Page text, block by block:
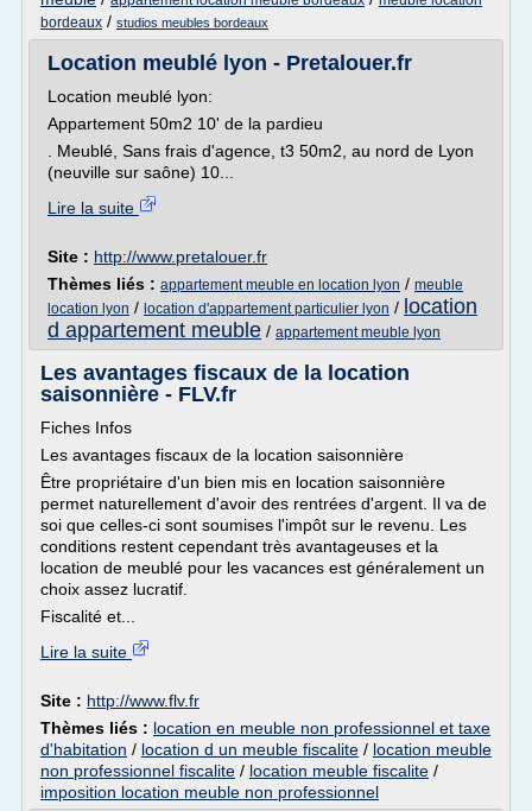
bordeaux / studios meubles bordeaux
Location meublé lyon - Pretalouer.fr
Location meublé lyon:
Appartement 50m2 10' de la pardieu
. Meublé, Sans frais d'agence, t3 50m2, au nord de Lyon
(neuville sur saône) 10...
Lire la suite
Site : http://www.pretalouer.fr
Thèmes liés : appartement meuble en location lyon / meuble
location lyon / location d'appartement particulier lyon / location
d appartement meuble / appartement meuble lyon
Les avantages fiscaux de la location
saisonnière - FLV.fr
Fiches Infos
Les avantages fiscaux de la location saisonnière
Être propriétaire d'un bien mis en location saisonnière
permet naturellement d'avoir des rentrées d'argent. Il va de
soi que celles-ci sont soumises l'impôt sur le revenu. Les
conditions restent cependant très avantageuses et la
location de meublé pour les vacances est généralement un
choix assez lucratif.
Fiscalité et...
Lire la suite
Site : http://www.flv.fr
Thèmes liés : location en meuble non professionnel et taxe
d'habitation / location d un meuble fiscalite / location meuble
non professionnel fiscalite / location meuble fiscalite /
imposition location meuble non professionnel